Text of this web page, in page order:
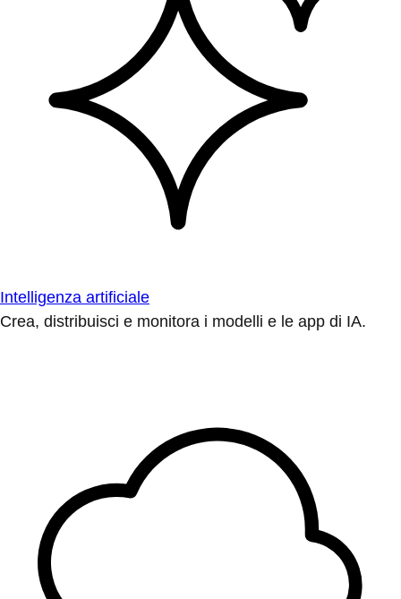
Intelligenza artificiale
Crea, distribuisci e monitora i modelli e le app di IA.